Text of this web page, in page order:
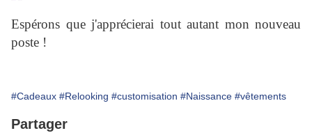
Espérons que j'apprécierai tout autant mon nouveau
poste !
#Cadeaux #Relooking #customisation #Naissance #vêtements
Partager